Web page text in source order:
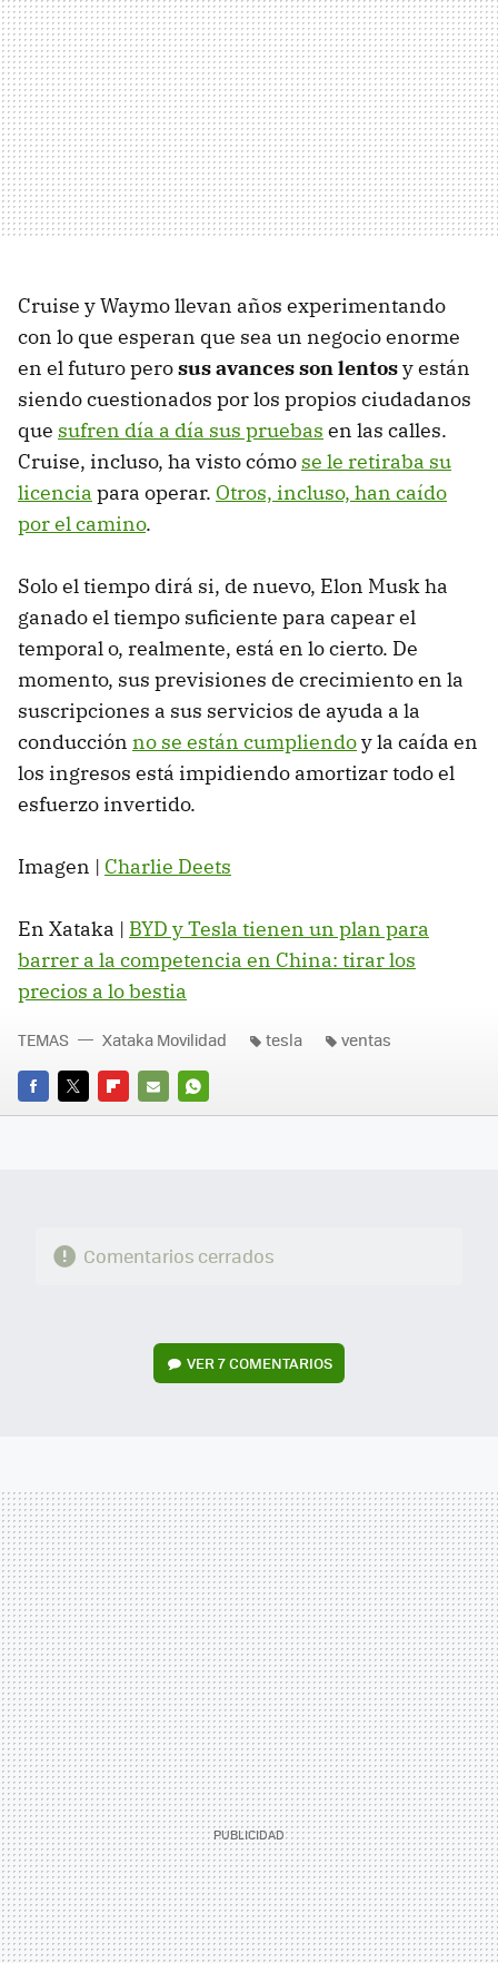
Cruise y Waymo llevan años experimentando
con lo que esperan que sea un negocio enorme
en el futuro perosus avances son lentosy están
siendo cuestionados por los propios ciudadanos
que sufren día a día sus pruebas en las calles.
Cruise, incluso, ha visto cómo se le retiraba su
licencia para operar. Otros, incluso, han caído
por el camino.
Solo el tiempo dirá si, de nuevo, Elon Musk ha
ganado el tiempo suficiente para capear el
temporal o, realmente, está en lo cierto. De
momento, sus previsiones de crecimiento en la
suscripciones a sus servicios de ayuda a la
conducción no se están cumpliendoy la caída en
los ingresos está impidiendo amortizar todo el
esfuerzo invertido.
Imagen | Charlie Deets
En Xataka | BYD y Tesla tienen un plan para
barrer a la competencia en China: tirar los
precios a lo bestia
FACEBOOK
TWITTERFLIPBOARD
E-
WHATSAPP
TEMAS Xataka Movilidad tesla ventas
Comentarios cerrados
VER7 COMENTARIOS